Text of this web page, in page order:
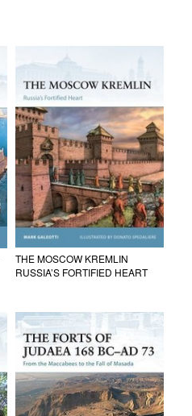
THE MOSCOW KREMLIN
RUSSIA’S FORTIFIED HEART